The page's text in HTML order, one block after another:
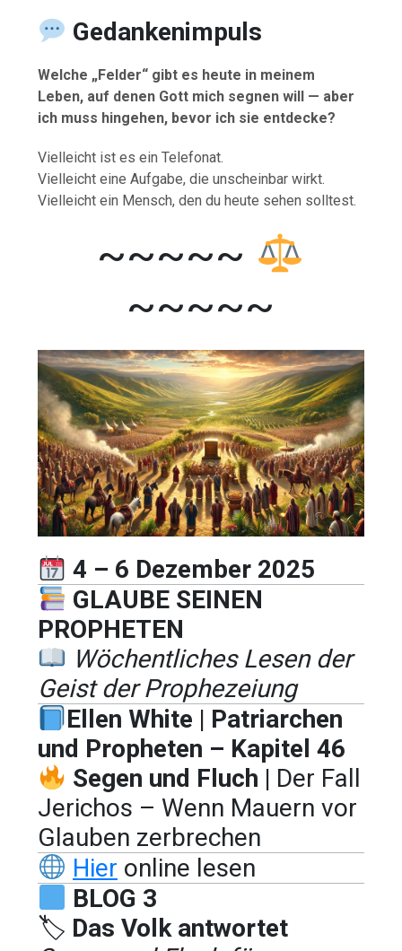
Gedankenimpuls
Welche „Felder“ gibt es heute in meinem
Leben, auf denen Gott mich segnen will — aber
ich muss hingehen, bevor ich sie entdecke?
Vielleicht ist es ein Telefonat.
Vielleicht eine Aufgabe, die unscheinbar wirkt.
Vielleicht ein Mensch, den du heute sehen solltest.
~~~~~
~~~~~
4 – 6 Dezember 2025
GLAUBE SEINEN
PROPHETEN
Wöchentliches Lesen der
Geist der Prophezeiung
Ellen White | Patriarchen
und Propheten – Kapitel 46
Segen und Fluch | Der Fall
Jerichos – Wenn Mauern vor
Glauben zerbrechen
Hier online lesen
BLOG 3
🏷 Das Volk antwortet